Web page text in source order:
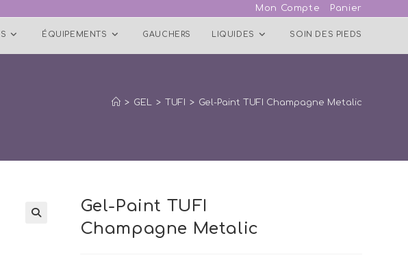
Mon Compte Panier
ÉQUIPEMENTS GAUCHERS LIQUIDES SOIN DES PIEDS
> GEL > TUFI > Gel-Paint TUFI Champagne Metalic
Gel-Paint TUFI
Champagne Metalic